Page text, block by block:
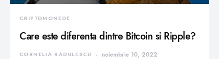
CRIPTOMONEDE
Care este diferenta dintre Bitcoin si Ripple?
CORNELIA RADULESCU noiembrie 10, 2022